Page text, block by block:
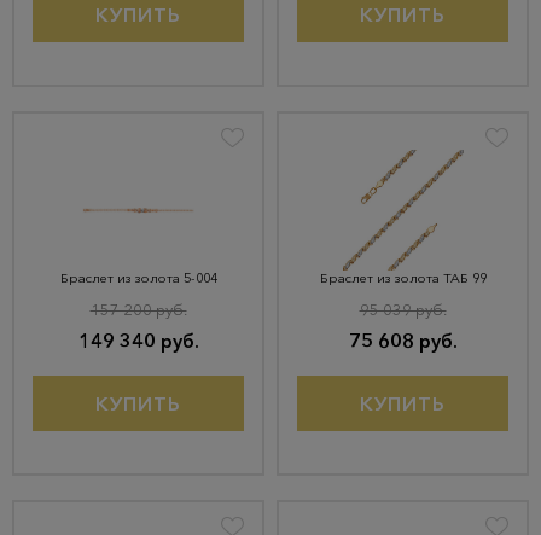
КУПИТЬ КУПИТЬ
Браслет из золота 5-004
149 340 руб.
157 200 руб.
КУПИТЬ
Браслет из золота ТАБ 99
75 608 руб.
95 039 руб.
КУПИТЬ